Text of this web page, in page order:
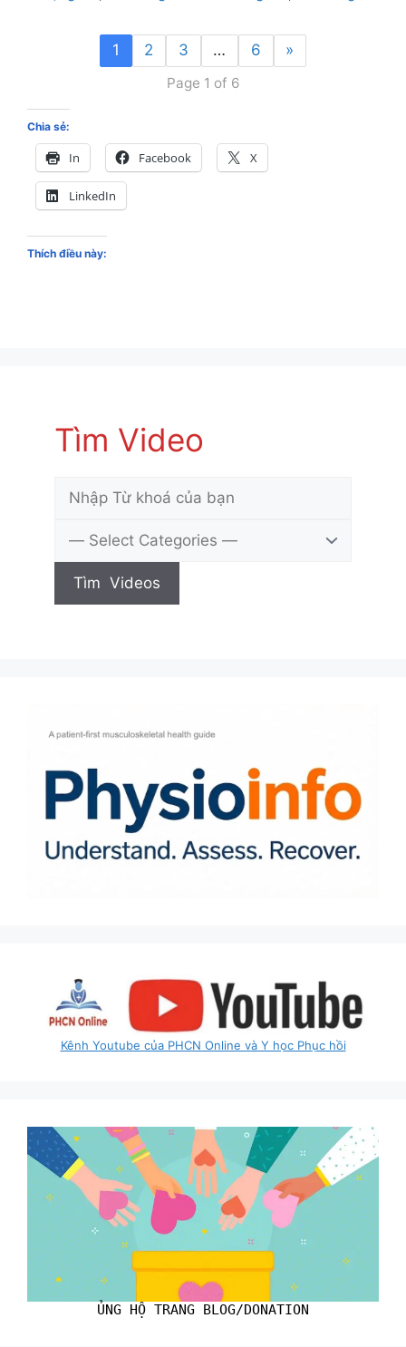
1 2 3 … 6 »
Page 1 of 6
Chia sẻ:
In Facebook X
LinkedIn
Thích điều này:
Tìm Video
Kênh Youtube của PHCN Online và Y học Phục hồi
ỦNG HỘ TRANG BLOG/DONATION